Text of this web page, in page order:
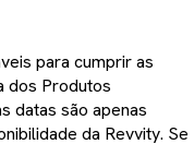
para cumprir as
dos Produtos
datas são apenas
da Revvity. Se